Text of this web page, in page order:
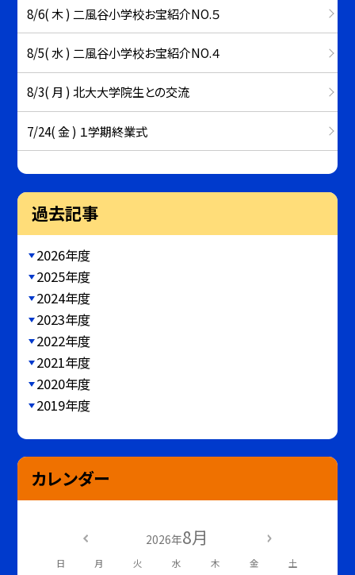
8/6( 木 ) 二風谷小学校お宝紹介NO.５
8/5( 水 ) 二風谷小学校お宝紹介NO.４
8/3( 月 ) 北大大学院生との交流
7/24( 金 ) １学期終業式
過去記事
2026年度
2025年度
2024年度
2023年度
2022年度
2021年度
2020年度
2019年度
カレンダー
2026年8月
日 月 火 水 木 金 土